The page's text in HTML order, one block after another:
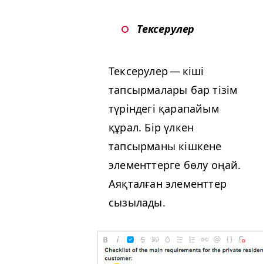
Тексерулер
Тексерулер — кіші
тапсырмалары бар тізім
түріндегі қарапайым
құрал. Бір үлкен
тапсырманы кішкене
элементтерге бөлу оңай.
Аяқталған элементтер
сызылады.